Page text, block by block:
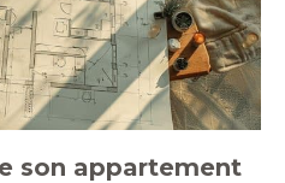
son appartement